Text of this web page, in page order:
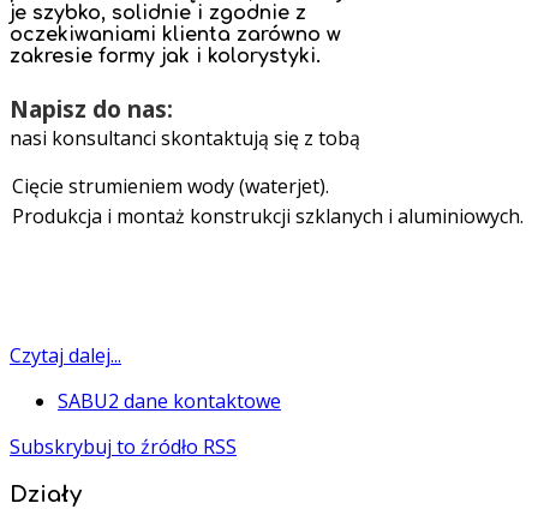
je szybko, solidnie i zgodnie z
oczekiwaniami klienta zarówno w
zakresie formy jak i kolorystyki.
Napisz do nas:
nasi konsultanci skontaktują się z tobą
Cięcie strumieniem wody (waterjet).
Produkcja i montaż konstrukcji szklanych i aluminiowych.
Czytaj dalej...
SABU2 dane kontaktowe
Subskrybuj to źródło RSS
Działy